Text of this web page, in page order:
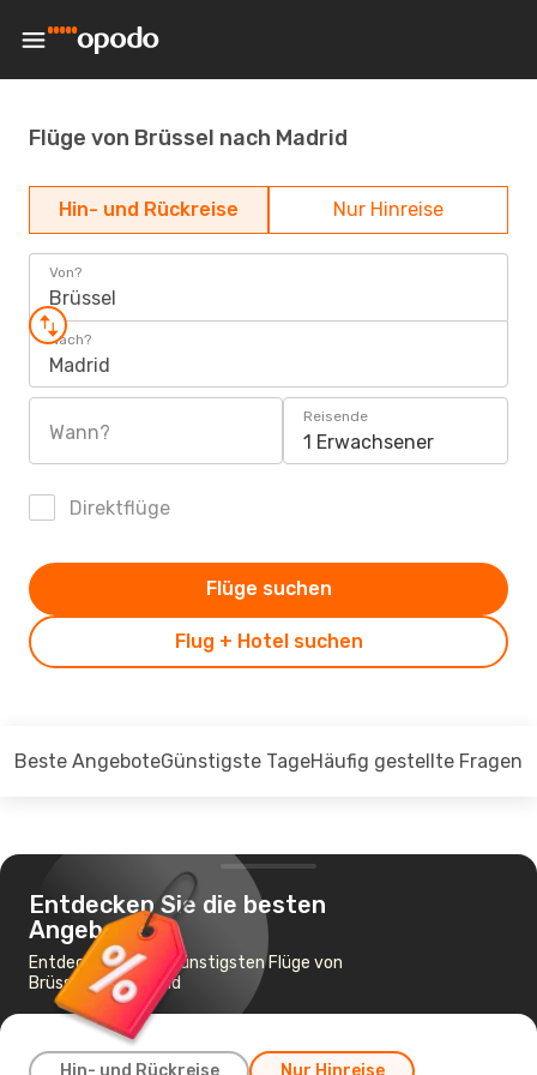
Flüge von Brüssel nach Madrid
Hin- und Rückreise Nur Hinreise
Von?
Brüssel
Nach?
Madrid
Wann?
Reisende
1 Erwachsener
Direktflüge
Flug + Hotel suchen
Flüge suchen
Beste AngeboteGünstigste TageHäufig gestellte Fragen
Entdecken Sie die besten
Angebote
Entdecken Sie die günstigsten Flüge von
Brüssel nach Madrid
Hin- und Rückreise Nur Hinreise